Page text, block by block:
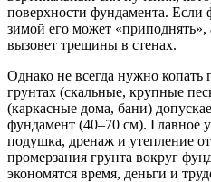
поверхности фундамента. Если
зимой его может
вызовет трещины в стенах.
Однако не всегда нужно
грунтах (скальные, крупные
(каркасные дома, бани)
фундамент (40–70 см). Главное
подушка, дренаж и утепление
промерзания грунта вокруг
экономятся время, деньги и